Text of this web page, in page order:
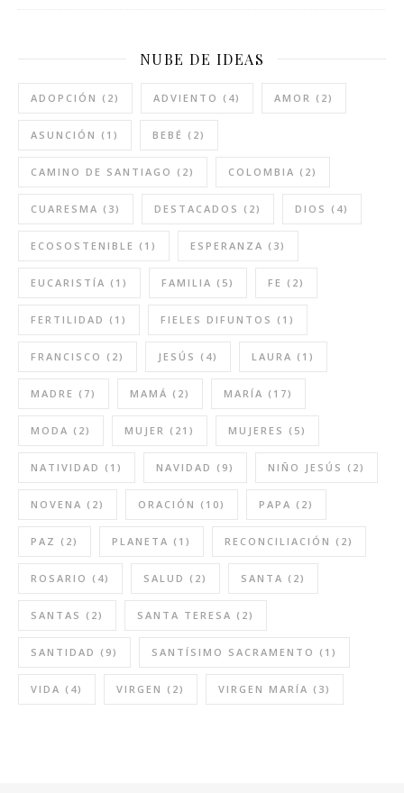
NUBE DE IDEAS
ADOPCIÓN (2) ADVIENTO (4) AMOR (2)
ASUNCIÓN (1) BEBÉ (2)
CAMINO DE SANTIAGO (2) COLOMBIA (2)
CUARESMA (3) DESTACADOS (2) DIOS (4)
ECOSOSTENIBLE (1) ESPERANZA (3)
EUCARISTÍA (1) FAMILIA (5) FE (2)
FERTILIDAD (1) FIELES DIFUNTOS (1)
FRANCISCO (2) JESÚS (4) LAURA (1)
MADRE (7) MAMÁ (2) MARÍA (17)
MODA (2) MUJER (21) MUJERES (5)
NATIVIDAD (1) NAVIDAD (9) NIÑO JESÚS (2)
NOVENA (2) ORACIÓN (10) PAPA (2)
PAZ (2) PLANETA (1) RECONCILIACIÓN (2)
ROSARIO (4) SALUD (2) SANTA (2)
SANTAS (2) SANTA TERESA (2)
SANTIDAD (9) SANTÍSIMO SACRAMENTO (1)
VIDA (4) VIRGEN (2) VIRGEN MARÍA (3)